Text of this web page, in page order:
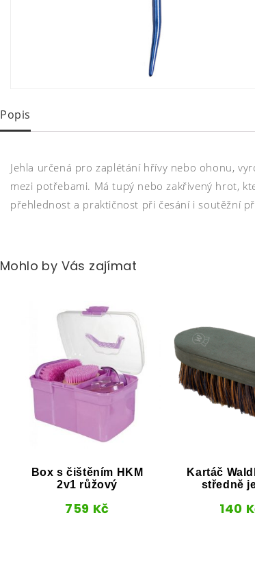
Popis
Jehla určená pro zaplétání hřívy nebo ohonu,
mezi potřebami. Má tupý nebo zakřivený hrot,
přehlednost a praktičnost při česání i soutěžní
Mohlo by Vás zajímat
Box s čištěním HKM
2v1 růžový
759 Kč
Kartáč
středně
140